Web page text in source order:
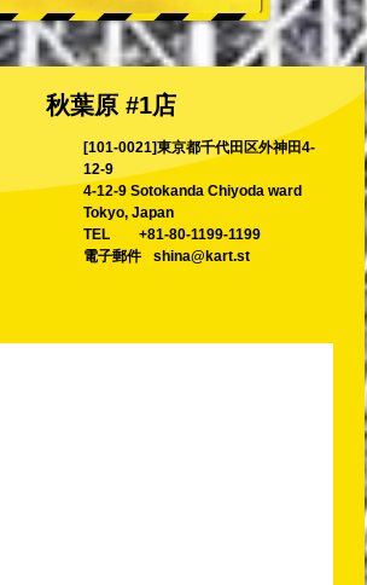
秋葉原 #1店
[101-0021]東京都千代田区外神田4-
12-9
4-12-9 Sotokanda Chiyoda ward
Tokyo, Japan
TEL
+81-80-1199-1199
電子郵件
shina@kart.st